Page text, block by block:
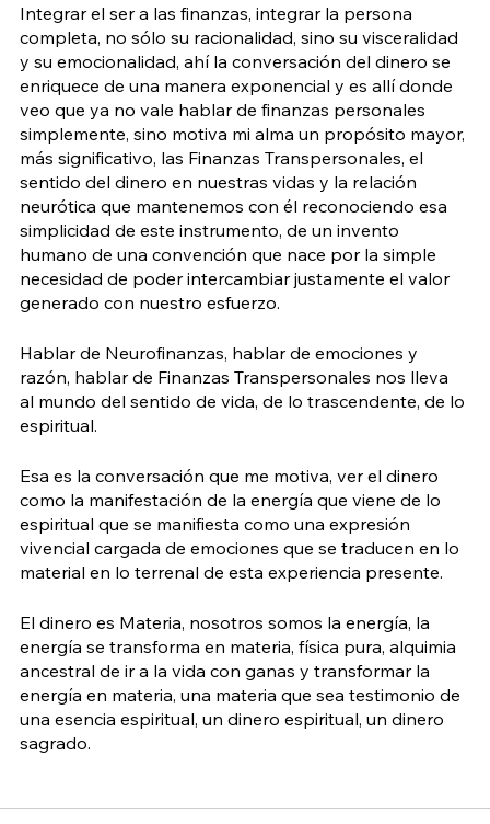
Integrar el ser a las finanzas, integrar la persona
completa, no sólo su racionalidad, sino su visceralidad
y su emocionalidad, ahí la conversación del dinero se
enriquece de una manera exponencial y es allí donde
veo que ya no vale hablar de finanzas personales
simplemente, sino motiva mi alma un propósito mayor,
más significativo, las Finanzas Transpersonales, el
sentido del dinero en nuestras vidas y la relación
neurótica que mantenemos con él reconociendo esa
simplicidad de este instrumento, de un invento
humano de una convención que nace por la simple
necesidad de poder intercambiar justamente el valor
generado con nuestro esfuerzo.
Hablar de Neurofinanzas, hablar de emociones y
razón, hablar de Finanzas Transpersonales nos lleva
al mundo del sentido de vida, de lo trascendente, de lo
espiritual.
Esa es la conversación que me motiva, ver el dinero
como la manifestación de la energía que viene de lo
espiritual que se manifiesta como una expresión
vivencial cargada de emociones que se traducen en lo
material en lo terrenal de esta experiencia presente.
El dinero es Materia, nosotros somos la energía, la
energía se transforma en materia, física pura, alquimia
ancestral de ir a la vida con ganas y transformar la
energía en materia, una materia que sea testimonio de
una esencia espiritual, un dinero espiritual, un dinero
sagrado.